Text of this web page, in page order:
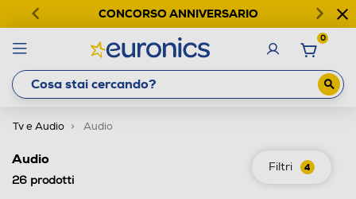
CONCORSO ANNIVERSARIO
0
Tv e Audio Audio
Filtri 4
Audio
26 prodotti